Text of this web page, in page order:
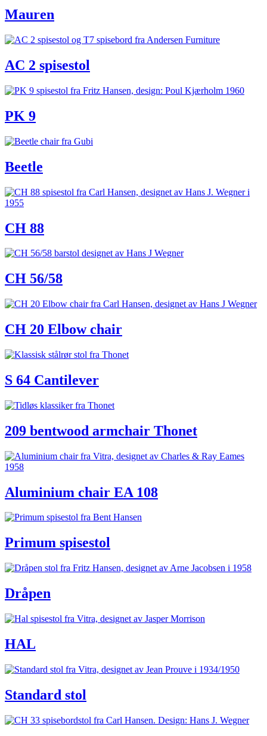
Mauren
AC 2 spisestol
PK 9
Beetle
CH 88
CH 56/58
CH 20 Elbow chair
S 64 Cantilever
209 bentwood armchair Thonet
Aluminium chair EA 108
Primum spisestol
Dråpen
HAL
Standard stol